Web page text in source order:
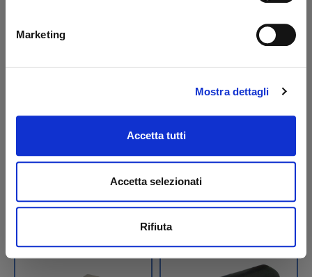
Marketing
Mostra dettagli
Accetta tutti
Accetta selezionati
Rifiuta
Codice: 17203L
+IVA
Da ordinare
PBS Palfinger - MBB
Codice: 52510M
€ 288,00
Da ordinare